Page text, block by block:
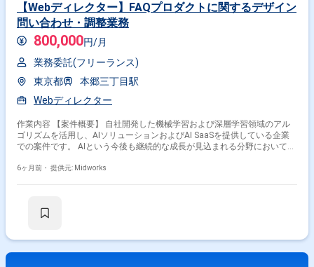
【Webディレクター】FAQプロダクトに関するデザイン
問い合わせ・調整業務
800,000円/月
業務委託(フリーランス)
東京都
本郷三丁目駅
Webディレクター
作業内容 【案件概要】 自社開発した機械学習および深層学習領域のアル
ゴリズムを活用し、AIソリューションおよびAI SaaSを提供している企業
での案件です。 AIという今後も継続的な成長が見込まれる分野において、
ロダクトを対象に、デザインに関する問い合わせ対応や不具合調査、必要
問い合わせ対応 ・不具合調査および原因切り分け ・軽微なコード修正対
6ヶ月前・ 提供元: Midworks